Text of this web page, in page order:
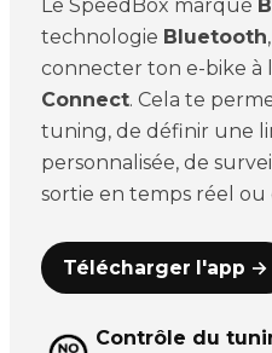
Le SpeedBox marqué
technologie Bluetooth
connecter ton e-bike à
Connect. Cela te
tuning, de définir une
personnalisée, de
sortie en temps réel
Télécharger l'app →
Contrôle du